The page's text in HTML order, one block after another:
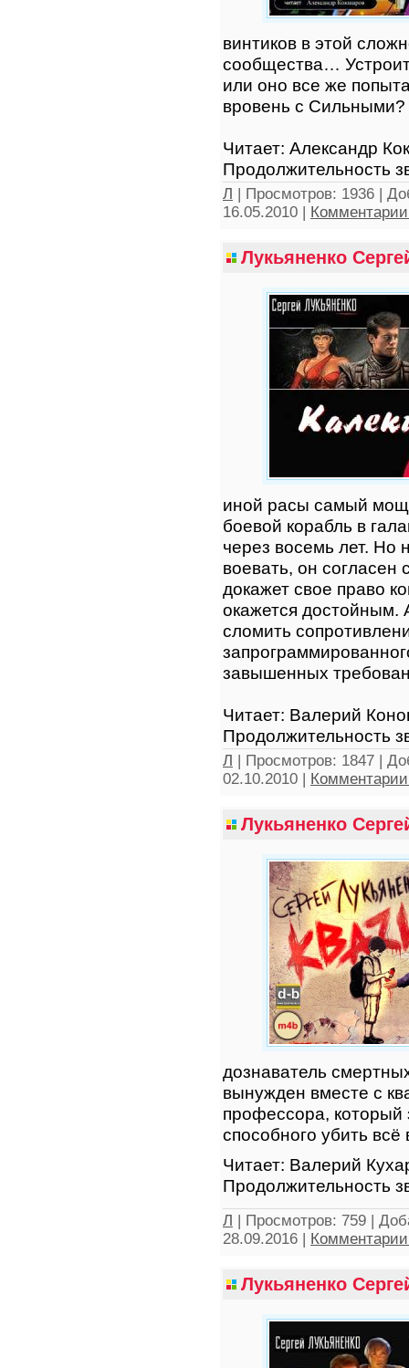
винтиков в этой
сообщества…
или оно все же
вровень с Сильными?
Читает: Александр
Продолжительность
Л | Просмотров: 1936 |
16.05.2010 |
Лукьяненко
иной расы самый
боевой корабль в
через восемь лет. Но
воевать, он согласен
докажет свое право
окажется достойным.
сломить
завышенных
Читает: Валерий
Продолжительность
Л | Просмотров: 1847 |
02.10.2010 |
Лукьяненко
дознаватель
вынужден вместе с
профессора, который
способного убить
Читает: Валерий
Продолжительность
Л | Просмотров: 759 |
28.09.2016 |
Лукьяненко